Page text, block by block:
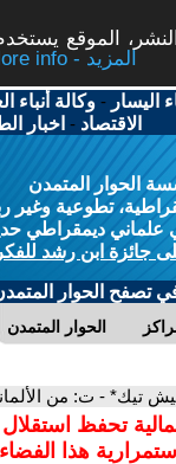
الموقع
More info - المزيد
اليسار -وكالة أنباء
الاقتصاد - اخبار
الحوار المتمدن
تطوعية وغير
ديمقراطي
جائزة ابن رشد
تصفح الحوار
الحوار المتمدن
تيك* - ت: من
تحفظ
استمرارية هذا